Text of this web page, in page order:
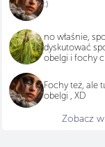
:)
no właśnie,
dyskutować
obelgi i fochy
Fochy też, ale
obelgi , XD
Zobacz